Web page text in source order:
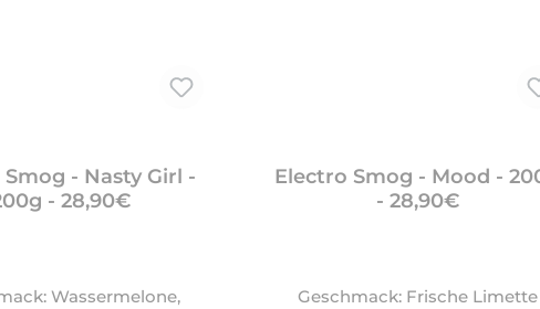
- Nasty Girl -
- 28,90€
Wassermelone,
Electro Smog - Mood -
- 28,90€
Geschmack: Frische Limette